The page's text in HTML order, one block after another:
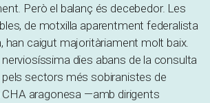
Però el balanç és decebedor. Les
de motxilla aparentment federalista
han caigut majoritàriament molt baix.
dies abans de la consulta
sectors més sobiranistes de
CHA aragonesa —amb dirigents